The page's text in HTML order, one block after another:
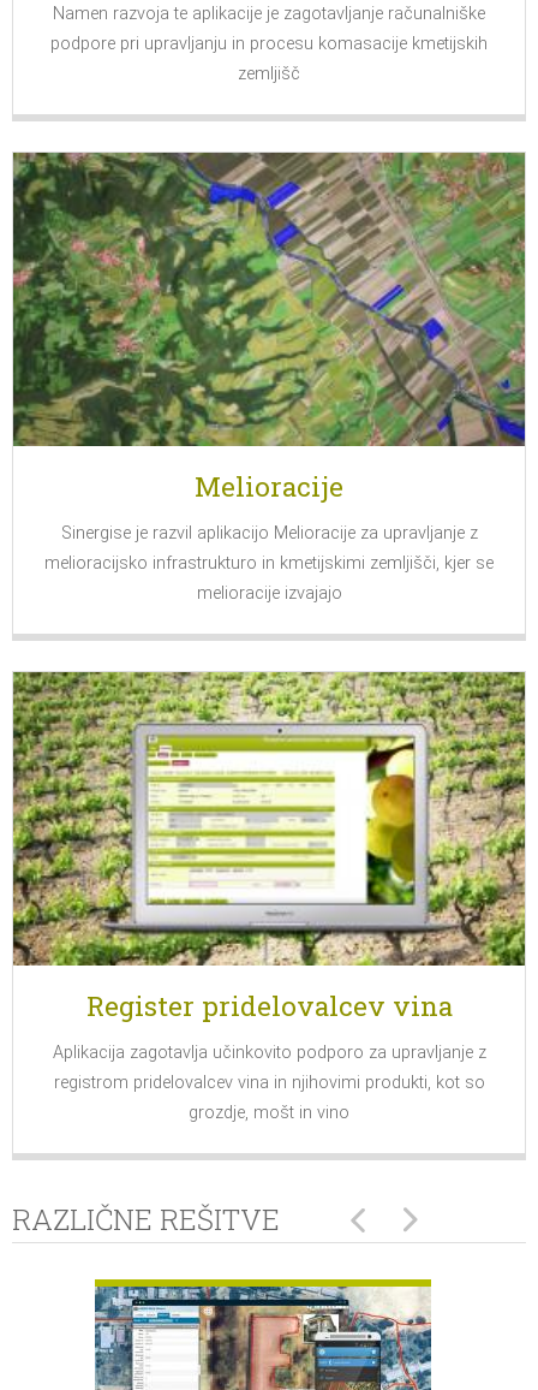
Namen razvoja te aplikacije je zagotavljanje računalniške
podpore pri upravljanju in procesu komasacije kmetijskih
zemljišč
Melioracije
Sinergise je razvil aplikacijo Melioracije za upravljanje z
melioracijsko infrastrukturo in kmetijskimi zemljišči, kjer se
melioracije izvajajo
Register pridelovalcev vina
Aplikacija zagotavlja učinkovito podporo za upravljanje z
registrom pridelovalcev vina in njihovimi produkti, kot so
grozdje, mošt in vino
RAZLIČNE REŠITVE